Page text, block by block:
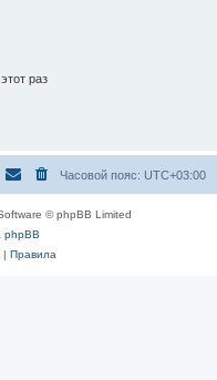
раз
Часовой пояс: UTC+03:00
© phpBB Limited
phpBB
| Правила